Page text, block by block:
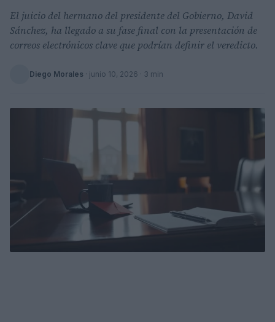
El juicio del hermano del presidente del Gobierno, David
Sánchez, ha llegado a su fase final con la presentación de
correos electrónicos clave que podrían definir el veredicto.
Diego Morales · junio 10, 2026 · 3 min